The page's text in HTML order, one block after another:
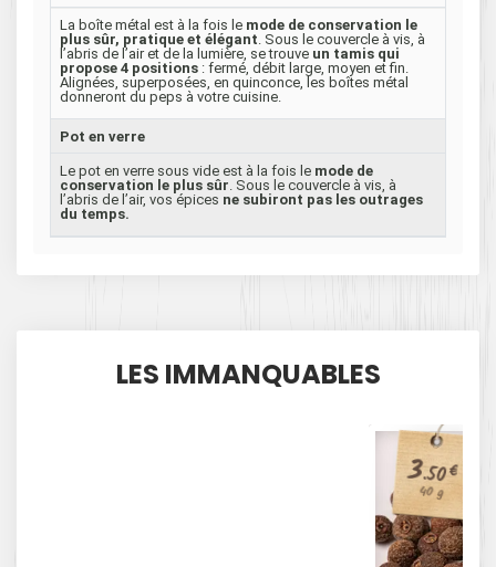
La boîte métal est à la fois le mode de conservation le
plus sûr, pratique et élégant . Sous le couvercle à vis, à
l’abris de l’air et de la lumière, se trouve un tamis qui
propose 4 positions : fermé, débit large, moyen et fin.
Alignées, superposées, en quinconce, les boîtes métal
donneront du peps à votre cuisine.
Pot en verre
Le pot en verre sous vide est à la fois le mode de
conservation le plus sûr . Sous le couvercle à vis, à
l’abris de l’air, vos épices ne subiront pas les outrages
du temps.
LES IMMANQUABLES
3.50€
40 g